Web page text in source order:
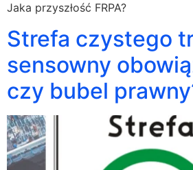
Jaka przyszłość FRPA?
Strefa czystego
sensowny
czy bubel